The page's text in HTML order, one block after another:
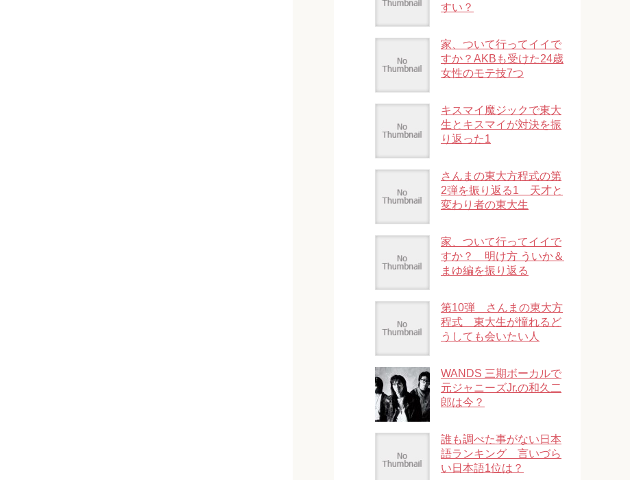
すい？
家、ついて行ってイイで
すか？AKBも受けた24歳
女性のモテ技7つ
キスマイ魔ジックで東大
生とキスマイが対決を振
り返った1
さんまの東大方程式の第
2弾を振り返る1 天才と
変わり者の東大生
家、ついて行ってイイで
すか？ 明け方 ういか＆
まゆ編を振り返る
第10弾 さんまの東大方
程式 東大生が憧れるど
うしても会いたい人
WANDS 三期ボーカルで
元ジャニーズJr.の和久二
郎は今？
誰も調べた事がない日本
語ランキング 言いづら
い日本語1位は？